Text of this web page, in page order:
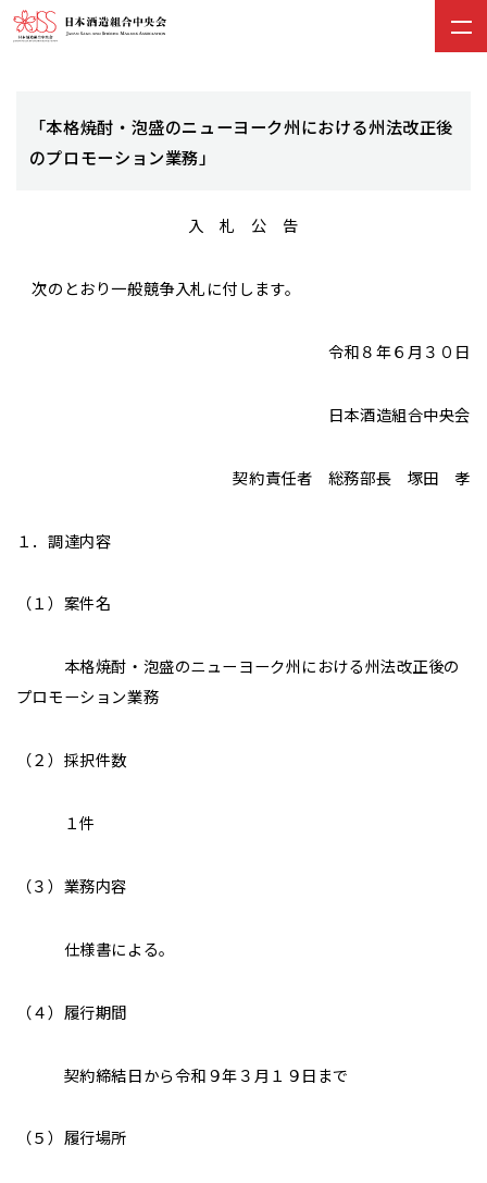
「本格焼酎・泡盛のニューヨーク州における州法改正後
のプロモーション業務」
入 札 公 告
次のとおり一般競争入札に付します。
令和８年６月３０日
日本酒造組合中央会
契約責任者 総務部長 塚田 孝
１．調達内容
（１）案件名
本格焼酎・泡盛のニューヨーク州における州法改正後の
プロモーション業務
（２）採択件数
１件
（３）業務内容
仕様書による。
（４）履行期間
契約締結日から令和９年３月１９日まで
（５）履行場所